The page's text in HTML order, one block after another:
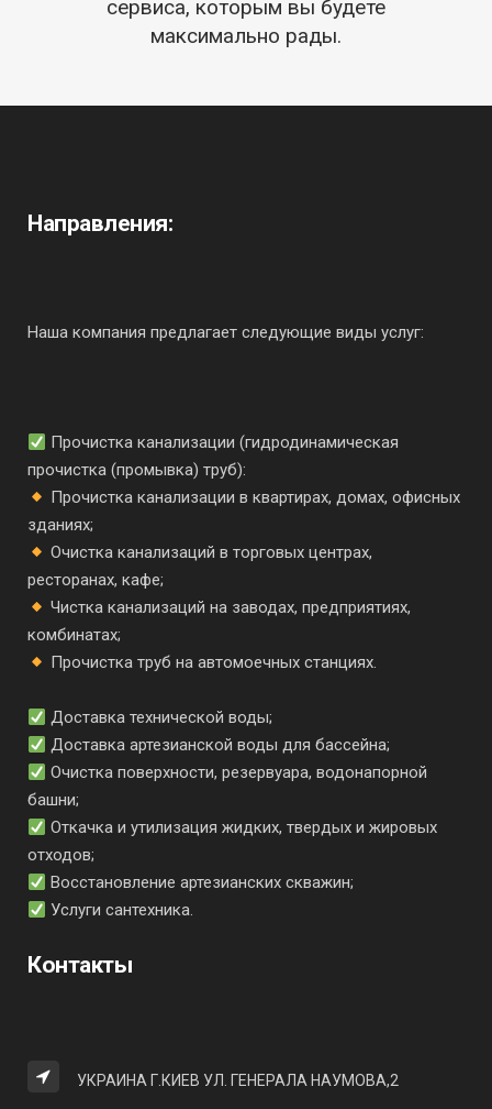
сервиса, которым вы будете
максимально рады.
Направления:
Наша компания предлагает следующие виды услуг:
Прочистка канализации (гидродинамическая
прочистка (промывка) труб):
Прочистка канализации в квартирах, домах, офисных
зданиях;
Очистка канализаций в торговых центрах,
ресторанах, кафе;
Чистка канализаций на заводах, предприятиях,
комбинатах;
Прочистка труб на автомоечных станциях.
Доставка технической воды;
Доставка артезианской воды для бассейна;
Очистка поверхности, резервуара, водонапорной
башни;
Откачка и утилизация жидких, твердых и жировых
отходов;
Восстановление артезианских скважин;
Услуги сантехника.
Контакты
УКРАИНА Г.КИЕВ УЛ. ГЕНЕРАЛА НАУМОВА,2